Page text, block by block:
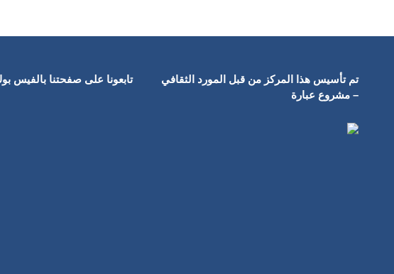
تم تأسيس هذا المركز من قبل المورد الثقافي
– مشروع عبارة
تابعونا على صفحتنا بالفيس